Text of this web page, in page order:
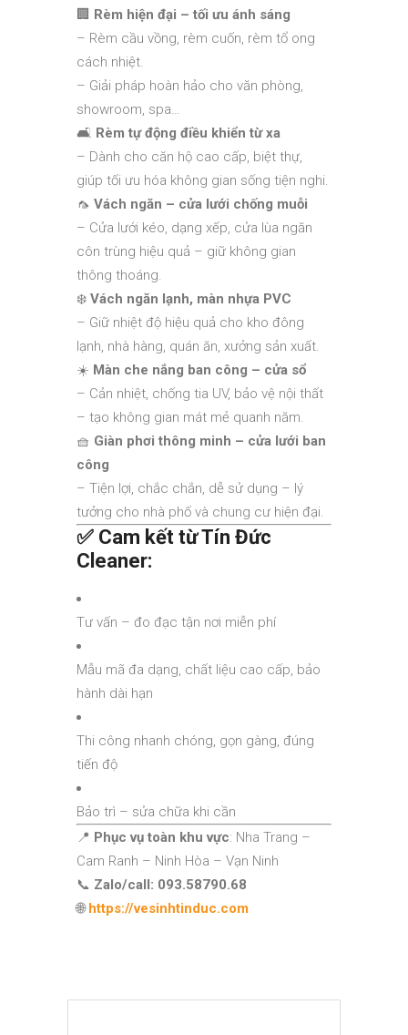
🏢 Rèm hiện đại – tối ưu ánh sáng
– Rèm cầu vồng, rèm cuốn, rèm tổ ong
cách nhiệt.
– Giải pháp hoàn hảo cho văn phòng,
showroom, spa…
🛋️ Rèm tự động điều khiển từ xa
– Dành cho căn hộ cao cấp, biệt thự,
giúp tối ưu hóa không gian sống tiện nghi.
🦟 Vách ngăn – cửa lưới chống muỗi
– Cửa lưới kéo, dạng xếp, cửa lùa ngăn
côn trùng hiệu quả – giữ không gian
thông thoáng.
❄️ Vách ngăn lạnh, màn nhựa PVC
– Giữ nhiệt độ hiệu quả cho kho đông
lạnh, nhà hàng, quán ăn, xưởng sản xuất.
☀️ Màn che nắng ban công – cửa sổ
– Cản nhiệt, chống tia UV, bảo vệ nội thất
– tạo không gian mát mẻ quanh năm.
🧺 Giàn phơi thông minh – cửa lưới ban
công
– Tiện lợi, chắc chắn, dễ sử dụng – lý
tưởng cho nhà phố và chung cư hiện đại.
✅ Cam kết từ Tín Đức
Cleaner:
Tư vấn – đo đạc tận nơi miễn phí
Mẫu mã đa dạng, chất liệu cao cấp, bảo
hành dài hạn
Thi công nhanh chóng, gọn gàng, đúng
tiến độ
Bảo trì – sửa chữa khi cần
📍 Phục vụ toàn khu vực: Nha Trang –
Cam Ranh – Ninh Hòa – Vạn Ninh
📞 Zalo/call: 093.58790.68
🌐https://vesinhtinduc.com